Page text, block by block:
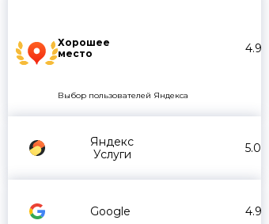
Хорошее
место
4.9
Выбор пользователей Яндекса
Яндекс
Услуги
5.0
Google 4.9